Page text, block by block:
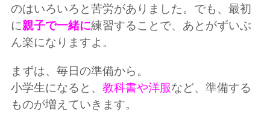
のはいろいろと苦労がありました。でも、最初
に親子で一緒に練習することで、あとがずいぶ
ん楽になりますよ。
まずは、毎日の準備から。
小学生になると、 教科書や洋服など、準備する
ものが増えていきます。